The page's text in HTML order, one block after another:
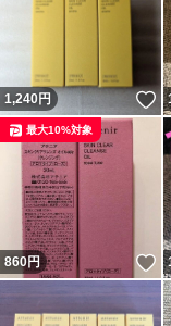
1,240円
860円
最大10%対象